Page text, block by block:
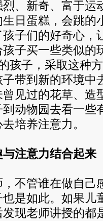
新奇、富于运
日蛋糕，会跳的
子们的好奇心，
子买一些类似的
孩子，采取这种
带到新的环境中
见过的花草、造
动物园去看一些
培养注意力。
注意力结合起来
管谁在做自己
是如此。如果儿
现老师讲授的都